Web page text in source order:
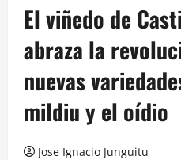
El viñedo de
abraza la
nuevas
mildiu y el oídio
Jose Ignacio Junguitu